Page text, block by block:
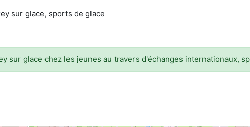
sur glace, sports de glace
sur glace chez les jeunes au travers d'échanges internationaux,